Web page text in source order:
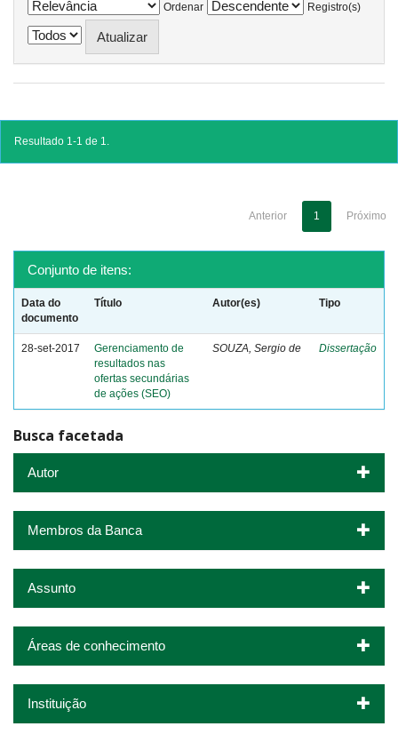
Ordenar
Registro(s)
Resultado 1-1 de 1.
Anterior 1 Próximo
Conjunto de itens:
Data do
documento
Título Autor(es) Tipo
28-set-2017
Gerenciamento de
resultados nas
ofertas secundárias
de ações (SEO)
SOUZA, Sergio de Dissertação
Busca facetada
Autor
Membros da Banca
Assunto
Áreas de conhecimento
Instituição